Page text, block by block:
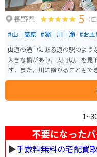
長野県 5 （
#山｜高原 #湖｜川｜滝 #お土
山道の途中にある道の駅のよう
大きな橋があり，太田切川を見
す．また，川に降りることもで
川で遊んだ後のすずらんソフト
不要になった
▶︎手数料無料の宅配買